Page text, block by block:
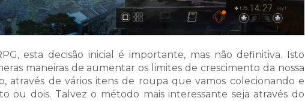
esta decisão inicial é importante, mas não definitiva. Isto
maneiras de aumentar os limites de crescimento da nossa
através de vários itens de roupa que vamos colecionando e
ou dois. Talvez o método mais interessante seja através do